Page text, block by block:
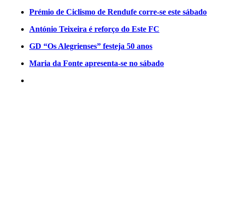
Prémio de Ciclismo de Rendufe corre-se este sábado
António Teixeira é reforço do Este FC
GD “Os Alegrienses” festeja 50 anos
Maria da Fonte apresenta-se no sábado